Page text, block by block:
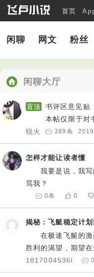
首页
闲聊 网文 粉丝
闲聊大厅
置顶
书评区意见贴
本帖仅限于对书
锐火 389 条
怎样才能让读者懂
我要是说，我写
骂我？
0条 0
揭秘：飞艇稳定计划
在极速飞艇的激
胜利的渴望，期望
尘，收获丰厚的回
才能提高胜率，成
18170045360